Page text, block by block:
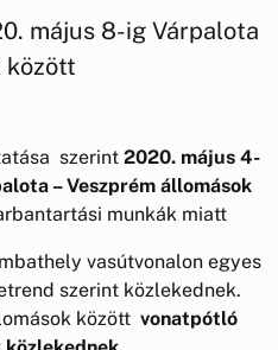
május 8-ig Várpalota
között
szerint 2020. május 4-
– Veszprém állomások
munkák miatt
vasútvonalon egyes
szerint közlekednek.
között vonatpótló